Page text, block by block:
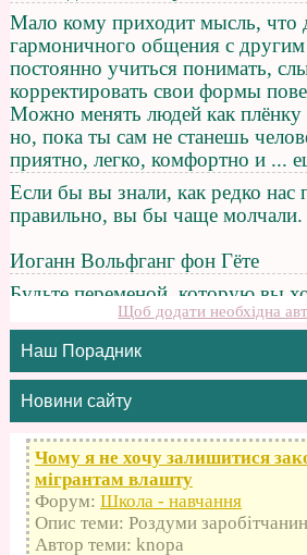
Щоб додати необхідна
Наш Порадник
Новини сайту
Чому я не хочу залишитися
мігрантам влашту
Форум: Школа - навчання
Опис теми: Роздуми
Автор теми: knopa